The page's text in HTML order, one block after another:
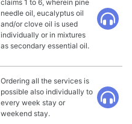
claims 1 to 6, wherein pine
needle oil, eucalyptus oil
and/or clove oil is used
individually or in mixtures
as secondary essential oil.
Ordering all the services is
possible also individually to
every week stay or
weekend stay.